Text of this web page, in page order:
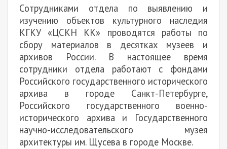
Сотрудниками отдела по выявлению и
изучению объектов культурного наследия
КГКУ «ЦСКН КК» проводятся работы по
сбору материалов в десятках музеев и
архивов России. В настоящее время
сотрудники отдела работают с фондами
Российского государственного исторического
архива в городе Санкт-Петербурге,
Российского государственного военно-
исторического архива и Государственного
научно-исследовательского музея
архитектуры им. Щусева в городе Москве.